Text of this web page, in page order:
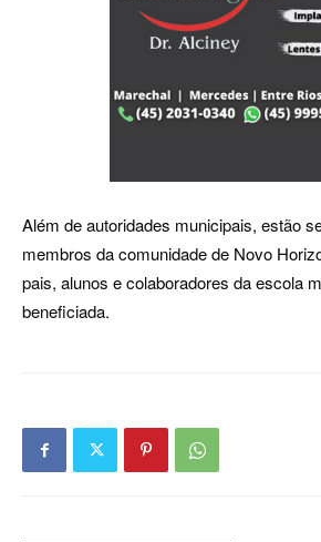
Além de autoridades municipais, estão
membros da comunidade de Novo
pais, alunos e colaboradores da escola
beneficiada.